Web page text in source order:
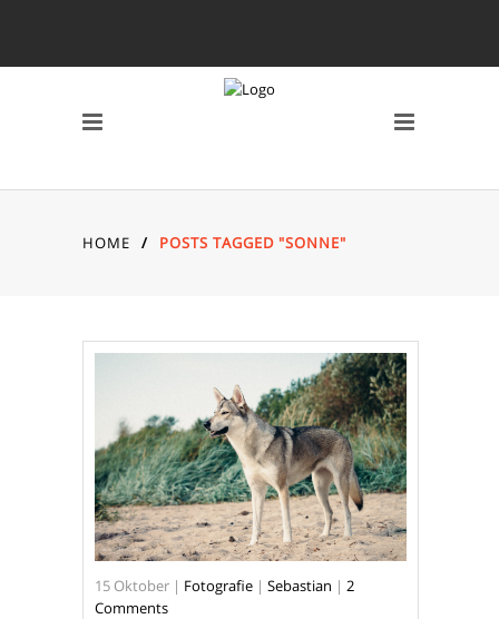
2013
BAHNHOF
HOCHZEIT INDOOR
KAMERA KAP ARKONA
KONZERT KÖLN
LOCATION MAIKE
MECKLENBURG VORPOMMERN
MODEL MUSIK
OLDENBURG
HOME / POSTS TAGGED "SONNE"
15 Oktober | Fotografie | Sebastian | 2
Comments